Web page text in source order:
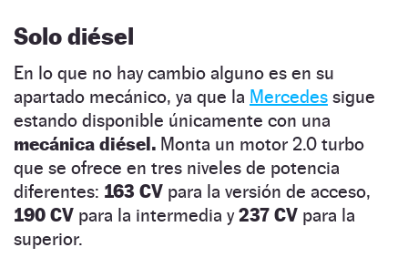
Solo diésel
En lo que no hay cambio alguno es en su
apartado mecánico, ya que la Mercedes sigue
estando disponible únicamente con una
mecánica diésel. Monta un motor 2.0 turbo
que se ofrece en tres niveles de potencia
diferentes: 163 CV para la versión de acceso,
190 CV para la intermedia y237 CV para la
superior.